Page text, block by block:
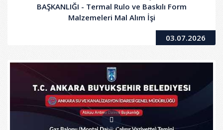
BAŞKANLIĞI - Termal Rulo ve Baskılı Form
Malzemeleri Mal Alım İşi
03.07.2026